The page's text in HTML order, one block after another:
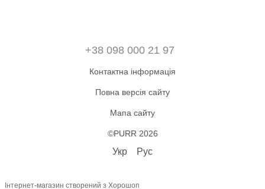
+38 098 000 21 97
Контактна інформація
Повна версія сайту
Мапа сайту
©PURR 2026
Укр Рус
Інтернет-магазин створений з Хорошоп